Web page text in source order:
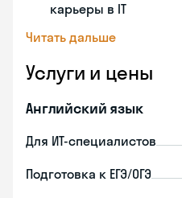
карьеры в IT
Читать дальше
Услуги и цены
Английский язык
Для ИТ-специалистов
Подготовка к ЕГЭ/ОГЭ